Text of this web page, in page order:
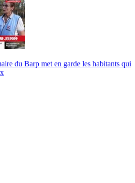
du Barp met en garde les habitants qui